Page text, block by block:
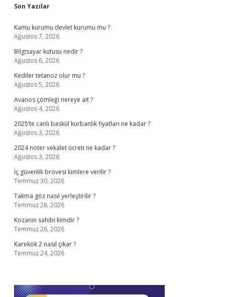
Sidebar
Son Yazılar
Kamu kurumu devlet kurumu mu ?
Ağustos 7, 2026
Bilgisayar kutusu nedir ?
Ağustos 6, 2026
Kediler tetanoz olur mu ?
Ağustos 5, 2026
Avanos çömleği nereye ait ?
Ağustos 4, 2026
2025’te canlı baskül kurbanlık fiyatları ne kadar ?
Ağustos 3, 2026
2024 noter vekalet ücreti ne kadar ?
Ağustos 3, 2026
İç güvenlik brovesi kimlere verilir ?
Temmuz 30, 2026
Takma göz nasıl yerleştirilir ?
Temmuz 28, 2026
Kozanın sahibi kimdir ?
Temmuz 26, 2026
Karekök 2 nasıl çıkar ?
Temmuz 24, 2026